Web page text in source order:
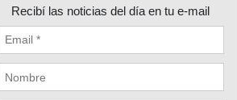
Recibí las noticias del día en tu e-mail